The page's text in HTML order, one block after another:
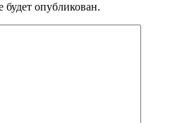
опубликован.